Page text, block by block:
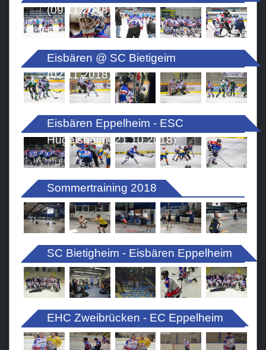
(09.11.2018)
Eisbären @ SC Bietigeim
(02.11.2018)
Eisbären Eppelheim - ESC
Hügelsheim (21.10.2018)
Sommertraining 2018
SC Bietigheim - Eisbären Eppelheim
EHC Zweibrücken - EC Eppelheim